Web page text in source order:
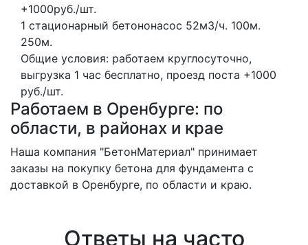
+1000руб./шт.
1 стационарный бетононасос 52м3/ч. 100м.
250м.
Общие условия: работаем круглосуточно,
выгрузка 1 час бесплатно, проезд поста +1000
руб./шт.
Работаем в Оренбурге: по
области, в районах и крае
Наша компания "БетонМатериал" принимает
заказы на покупку бетона для фундамента с
доставкой в Оренбурге, по области и краю.
Ответы на часто